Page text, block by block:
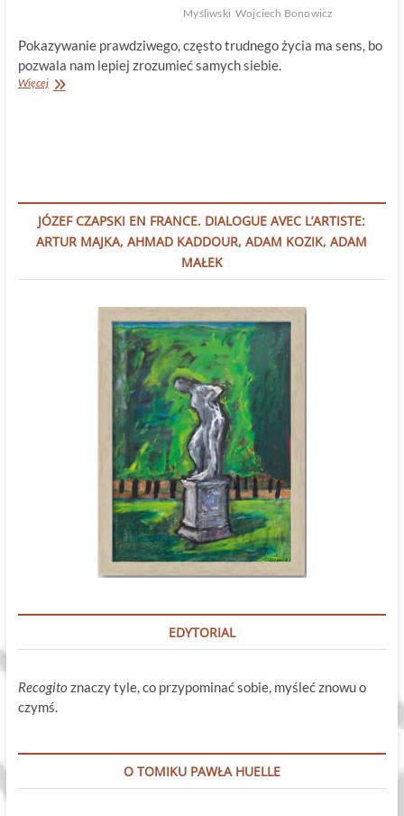
Myśliwski Wojciech Bonowicz
Pokazywanie prawdziwego, często trudnego życia ma sens, bo
pozwala nam lepiej zrozumieć samych siebie.
WięcejSpotkanie
JÓZEF CZAPSKI EN FRANCE. DIALOGUE AVEC L’ARTISTE:
ARTUR MAJKA, AHMAD KADDOUR, ADAM KOZIK, ADAM
MAŁEK
EDYTORIAL
Recogito znaczy tyle, co przypominać sobie, myśleć znowu o
czymś.
O TOMIKU PAWŁA HUELLE